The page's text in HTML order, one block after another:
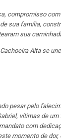
compromisso
sua família,
sua
Alta se
pesar pelo
vítimas de
com
momento de